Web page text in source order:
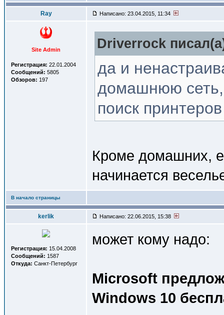
Ray Написано: 23.04.2015, 11:34
Site Admin
Регистрация: 22.01.2004
Сообщений: 5805
Обзоров: 197
Driverrock
да и
домашнюю сеть,
поиск
Кроме домашних,
начинается
В начало страницы
kerlik Написано: 22.06.2015, 15:38
Регистрация: 15.04.2008
Сообщений: 1587
Откуда: Санкт-Петербург
может кому надо:
Microsoft
Windows 10